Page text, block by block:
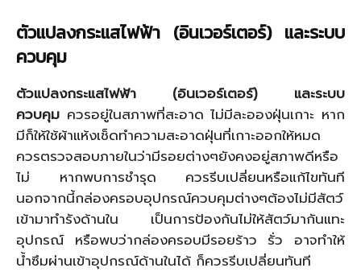
ตัวแปลงกระแสไฟฟ้า (อินเวอร์เตอร์) และระบบ
ควบคุม
ตัวแปลงกระแสไฟฟ้า (อินเวอร์เตอร์) และระบบ
ควบคุม ควรอยู่ในสภาพที่สะอาด ไม่มีละอองฝุ่นเกาะ หาก
มีก็ให้ใช้ผ้าแห้งเช็ดทำความสะอาดฝุ่นที่เกาะออกให้หมด
ควรตรวจสอบภายในว่ามีรอยต่างๆยังคงอยู่สภาพดีหรือ
ไม่ หากพบการชำรุด ควรรีบเปลี่ยนหรือแก้ไขทันที
นอกจากนี้กล่องครอบอุปกรณ์ควบคุมต่างๆต้องไม่มีสัตว์
เข้ามาทำรังด้านใน เป็นการป้องกันไม่ให้สัตว์มากันแทะ
อุปกรณ์ หรือพบว่ากล่องครอบมีรอยร้าว รั่ว อาจทำให้
น้ำซึมผ่านเข้าอุปกรณ์ด้านในได้ ก็ควรรีบเปลี่ยนทันที